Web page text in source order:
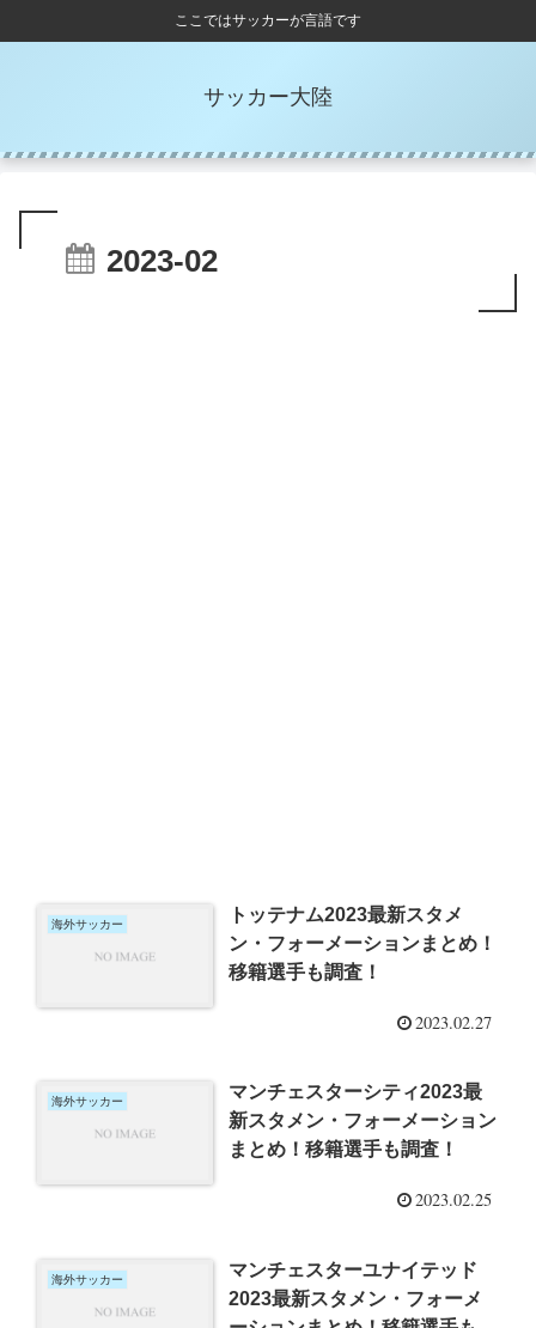
ここではサッカーが言語です
サッカー大陸
2023-02
海外サッカー
トッテナム2023最新スタメ
ン・フォーメーションまとめ！
移籍選手も調査！
2023.02.27
海外サッカー
マンチェスターシティ2023最
新スタメン・フォーメーション
まとめ！移籍選手も調査！
2023.02.25
海外サッカー
マンチェスターユナイテッド
2023最新スタメン・フォーメ